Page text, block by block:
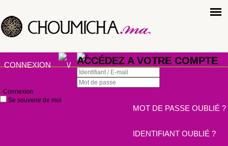
CONNEXION ACCÉDEZ A VOTRE COMPTE
Connexion
Se souvenir de moi
MOT DE PASSE OUBLIÉ ?
IDENTIFIANT OUBLIÉ ?